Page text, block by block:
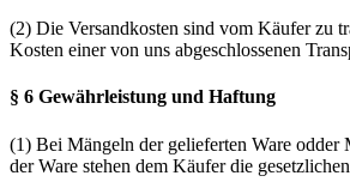
(2) Die Versandkosten sind vom Käufer zu
Kosten einer von uns abgeschlossenen
§ 6 Gewährleistung und Haftung
(1) Bei Mängeln der gelieferten Ware odder
der Ware stehen dem Käufer die